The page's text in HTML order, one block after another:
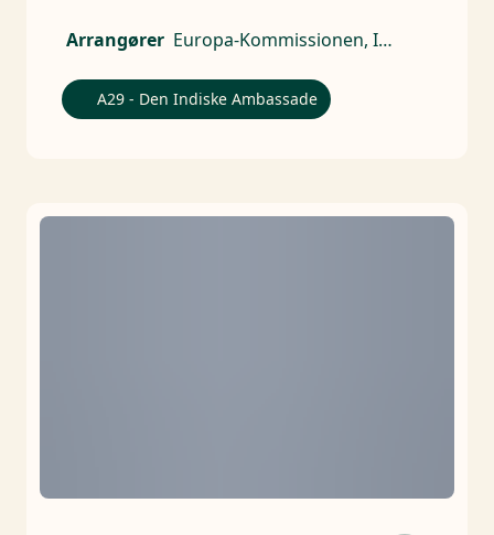
Arrangører
Europa-Kommissionen, Indisk ambassade
A29 - Den Indiske Ambassade